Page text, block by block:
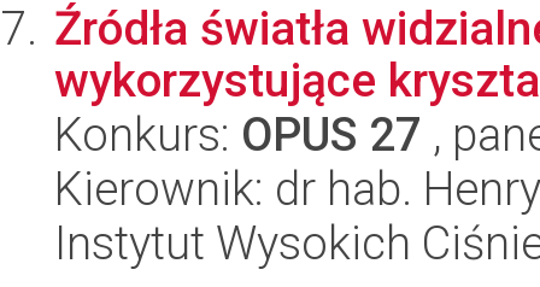
Źródła światła
wykorzystujące
Konkurs: OPUS 27 ,
Kierownik: dr hab.
Instytut Wysokich